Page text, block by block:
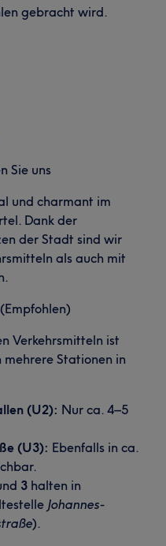
gebracht wird.
Sie uns
und charmant im
Dank der
der Stadt sind wir
als auch mit
Verkehrsmitteln ist
mehrere Stationen in
(U2): Nur ca. 4–5
(U3): Ebenfalls in ca.
3 halten in
Johannes-
).